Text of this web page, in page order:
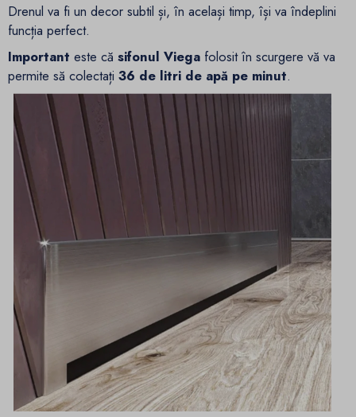
Drenul va fi un decor subtil și, în același timp, își va îndeplini
funcția perfect.
Important este că sifonul Viega folosit în scurgere vă va
permite să colectați 36 de litri de apă pe minut.